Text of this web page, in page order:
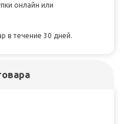
онлайн или
в течение 30 дней.